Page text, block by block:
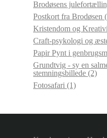
Brodøsens
Postkort fra Brodøsen
Kristendom og
Craft-psykologi og
Papir Pynt i
Grundtvig - sy en
stemningsbillede (2)
Fotosafari (1)